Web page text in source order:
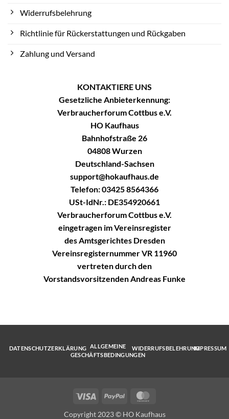
Widerrufsbelehrung
Richtlinie für Rückerstattungen und Rückgaben
Zahlung und Versand
KONTAKTIERE UNS
Gesetzliche Anbieterkennung:
Verbraucherforum Cottbus e.V.
HO Kaufhaus
Bahnhofstraße 26
04808 Wurzen
Deutschland-Sachsen
support@hokaufhaus.de
Telefon: 03425 8564366
USt-IdNr.: DE354920661
Verbraucherforum Cottbus e.V.
eingetragen im Vereinsregister
des Amtsgerichtes Dresden
Vereinsregisternummer VR 11960
vertreten durch den
Vorstandsvorsitzenden Andreas Funke
DATENSCHUTZERKLÄRUNG ALLGEMEINE
GESCHÄFTSBEDINGUNGEN
WIDERRUFSBELEHRUNGIMPRESSUM
Visa PayPal
Copyright 2023 © HO Kaufhaus